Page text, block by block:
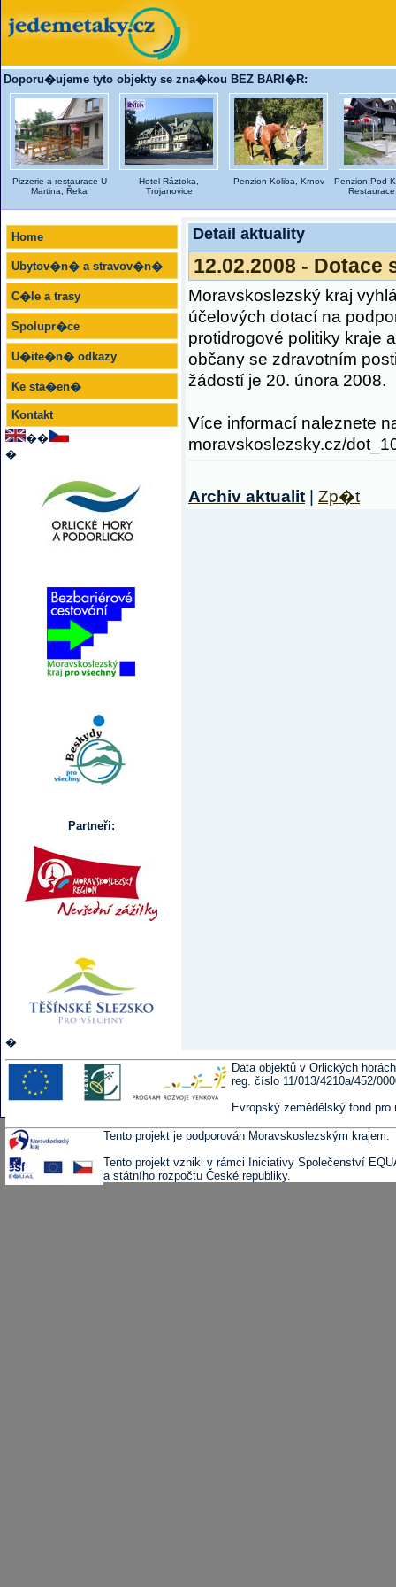
Doporu�ujeme tyto objekty se zna�kou BEZ BARI�R:
Pizzerie a restaurace U
Martina, Řeka
Hotel Ráztoka,
Trojanovice
Penzion Koliba, Krnov
Penzion Pod
Home
Ubytov�n� a stravov�n�
C�le a trasy
Spolupr�ce
U�ite�n� odkazy
Ke sta�en�
Kontakt
��
�
Partneři:
�
Detail aktuality
12.02.2008 -
Moravskoslezský kraj
účelových dotací na
protidrogové politiky kraje
občany se zdravotním
žádostí je 20. února 2008.
Více informací naleznete
moravskoslezsky.cz/
Archiv aktualit Zp�t
Data objektů v Orlických
reg. číslo 11/013/4210a/452/
Evropský zemědělský fond
Tento projekt je podporován Moravskoslezským krajem.
Tento projekt vznikl v rámci Iniciativy Společenství
a státního rozpočtu České republiky.